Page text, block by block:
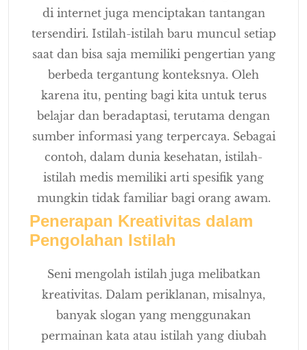
di internet juga menciptakan tantangan
tersendiri. Istilah-istilah baru muncul setiap
saat dan bisa saja memiliki pengertian yang
berbeda tergantung konteksnya. Oleh
karena itu, penting bagi kita untuk terus
belajar dan beradaptasi, terutama dengan
sumber informasi yang terpercaya. Sebagai
contoh, dalam dunia kesehatan, istilah-
istilah medis memiliki arti spesifik yang
mungkin tidak familiar bagi orang awam.
Penerapan Kreativitas dalam
Pengolahan Istilah
Seni mengolah istilah juga melibatkan
kreativitas. Dalam periklanan, misalnya,
banyak slogan yang menggunakan
permainan kata atau istilah yang diubah